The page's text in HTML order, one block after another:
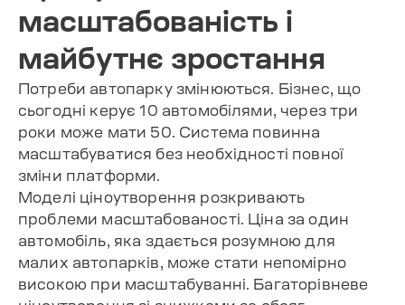
масштабованість і
майбутнє зростання
Потреби автопарку змінюються. Бізнес, що
сьогодні керує 10 автомобілями, через три
роки може мати 50. Система повинна
масштабуватися без необхідності повної
зміни платформи.
Моделі ціноутворення розкривають
проблеми масштабованості. Ціна за один
автомобіль, яка здається розумною для
малих автопарків, може стати непомірно
високою при масштабуванні. Багаторівневе